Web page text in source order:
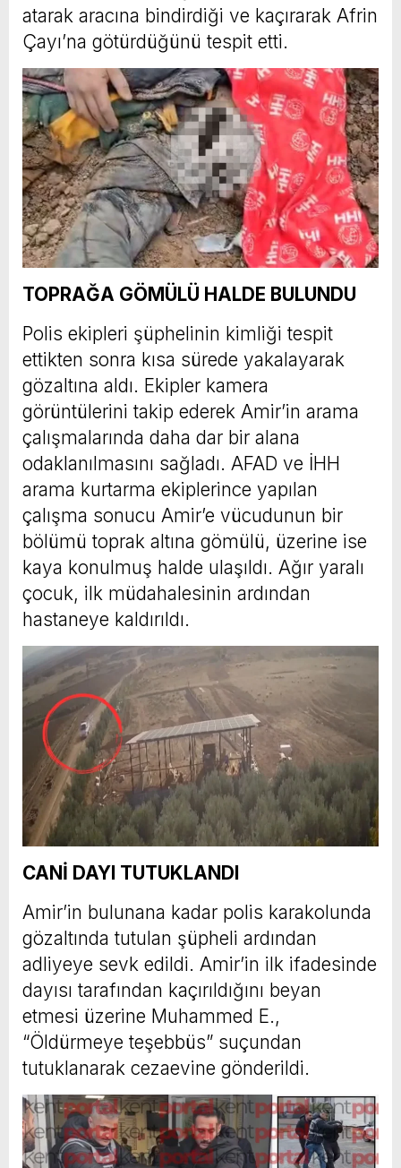
atarak aracına bindirdiği ve kaçırarak Afrin
Çayı’na götürdüğünü tespit etti.
TOPRAĞA GÖMÜLÜ HALDE BULUNDU
Polis ekipleri şüphelinin kimliği tespit
ettikten sonra kısa sürede yakalayarak
gözaltına aldı. Ekipler kamera
görüntülerini takip ederek Amir’in arama
çalışmalarında daha dar bir alana
odaklanılmasını sağladı. AFAD ve İHH
arama kurtarma ekiplerince yapılan
çalışma sonucu Amir’e vücudunun bir
bölümü toprak altına gömülü, üzerine ise
kaya konulmuş halde ulaşıldı. Ağır yaralı
çocuk, ilk müdahalesinin ardından
hastaneye kaldırıldı.
CANİ DAYI TUTUKLANDI
Amir’in bulunana kadar polis karakolunda
gözaltında tutulan şüpheli ardından
adliyeye sevk edildi. Amir’in ilk ifadesinde
dayısı tarafından kaçırıldığını beyan
etmesi üzerine Muhammed E.,
“Öldürmeye teşebbüs” suçundan
tutuklanarak cezaevine gönderildi.